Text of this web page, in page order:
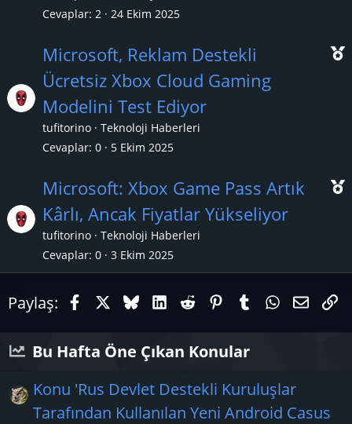
Cevaplar 2 24 Ekim 2025
Microsoft, Reklam Destekli
Ücretsiz Xbox Cloud Gaming
Modelini Test Ediyor
tufitorino
Teknoloji Haberleri
Cevaplar 0 5 Ekim 2025
ı
Microsoft: Xbox Game Pass Artık
Kârlı, Ancak Fiyatlar Yükseliyor
tufitorino
Teknoloji Haberleri
Cevaplar 0 3 Ekim 2025
Paylaş: FacebookX (Twitter)
BlueskyLinkedIn
RedditPinterestTumblrE-
Bu Hafta Öne Çıkan Konular
Konu 'Rus Devlet Destekli Kuruluşlar
Tarafından Kullanılan Yeni Android Casus